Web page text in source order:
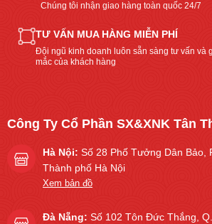
Chúng tôi nhận giao hàng toàn quốc 24/7
TƯ VẤN MUA HÀNG MIỄN PHÍ
Đội ngũ kinh doanh luôn sẵn sàng tư vấn và
mắc của khách hàng
Công Ty Cổ Phần SX&XNK Tân
Hà Nội: Số 28 Phố Tưởng Dân Bảo,
Thành phố Hà Nội
Xem bản đồ
Đà Nẵng: Số 102 Tôn Đức Thắng,